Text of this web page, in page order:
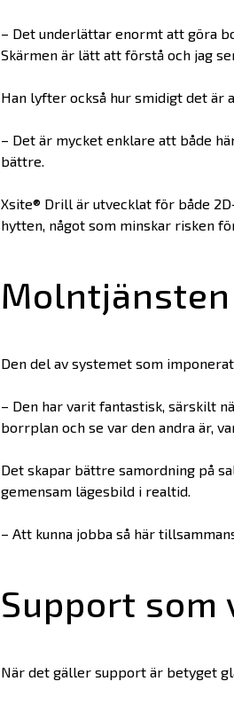
– Det underlättar enormt att göra
Skärmen är lätt att förstå och jag
Han lyfter också hur smidigt det är
– Det är mycket enklare att både
bättre.
Xsite® Drill är utvecklat för både
hytten, något som minskar risken
Den del av systemet som
– Den har varit fantastisk, särskilt
borrplan och se var den andra är,
Det skapar bättre samordning på
gemensam lägesbild i realtid.
– Att kunna jobba så här
Support
När det gäller support är betyget